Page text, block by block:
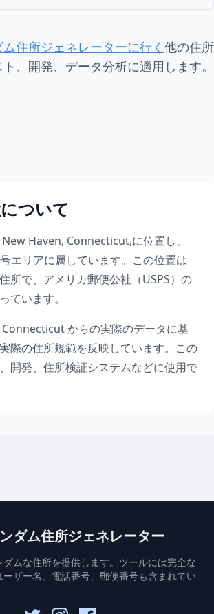
住所ジェネレーターに行く 他の住所
、開発、データ分析に適用します。
ついて
New Haven, Connecticut,に位置し、
エリアに属しています。この位置は
所で、アメリカ郵便公社（USPS）の
ています。
Connecticutからの実際のデータに基
際の住所規範を反映しています。この
開発、住所検証システムなどに使用で
ダム住所ジェネレーター
ムな住所を提供します。ツールには完全な
ザー名、電話番号、郵便番号も含まれてい